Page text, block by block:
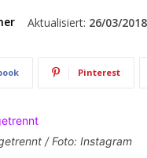
Aktualisiert: 26/03/2018
Pinterest
/ Foto: Instagram